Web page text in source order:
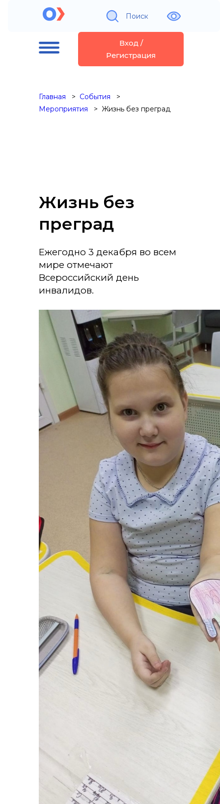
Поиск
Вход /
Регистрация
Главная
События
Мероприятия
Жизнь без преград
Жизнь без
преград
Ежегодно 3 декабря во всем
мире отмечают
Всероссийский день
инвалидов.